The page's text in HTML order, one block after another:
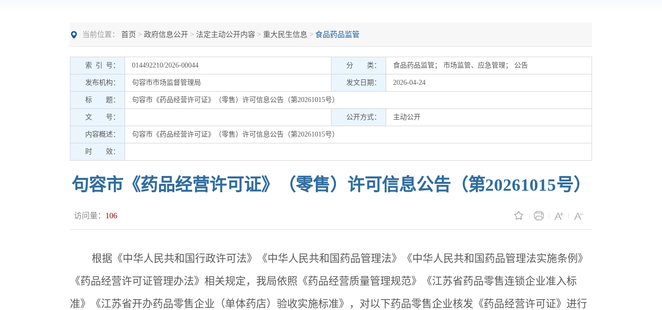
当前位置： 首页 > 政府信息公开 > 法定主动公开内容 > 重大民生信息 > 食品药品监管
索 引 号： 014492210/2026-00044 分 类： 食品药品监管 ； 市场监管、应急管理 ； 公告
发布机构： 句容市市场监督管理局 发文日期： 2026-04-24
标 题： 句容市《药品经营许可证》（零售）许可信息公告（第20261015号）
文 号： 公开方式： 主动公开
内容概述： 句容市《药品经营许可证》（零售）许可信息公告（第20261015号）
时 效：
句容市《药品经营许可证》（零售）许可信息公告（第20261015号）
访问量： 106
根据《中华人民共和国行政许可法》《中华人民共和国药品管理法》《中华人民共和国药品管理法实施条例》
《药品经营许可证管理办法》相关规定，我局依照《药品经营质量管理规范》《江苏省药品零售连锁企业准入标
准》《江苏省开办药品零售企业（单体药店）验收实施标准》，对以下药品零售企业核发《药品经营许可证》进行